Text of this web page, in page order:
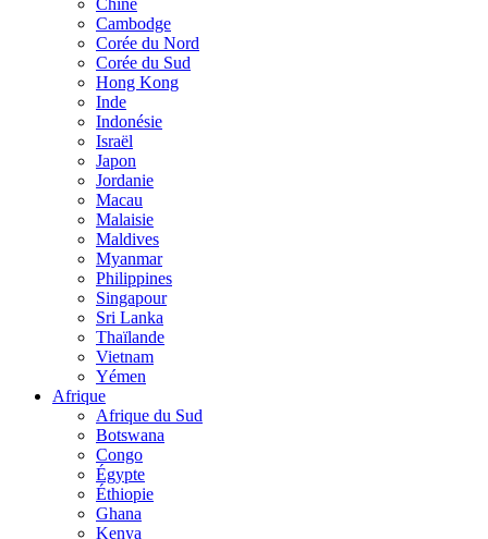
Chine
Cambodge
Corée du Nord
Corée du Sud
Hong Kong
Inde
Indonésie
Israël
Japon
Jordanie
Macau
Malaisie
Maldives
Myanmar
Philippines
Singapour
Sri Lanka
Thaïlande
Vietnam
Yémen
Afrique
Afrique du Sud
Botswana
Congo
Égypte
Éthiopie
Ghana
Kenya